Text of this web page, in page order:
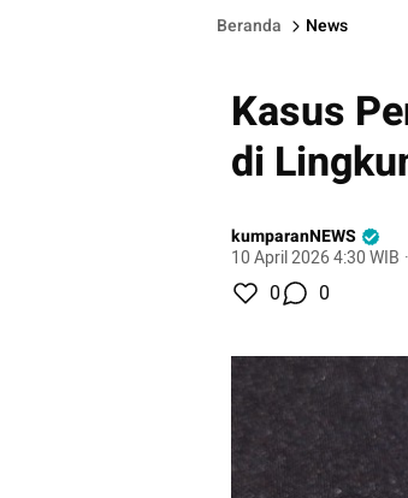
Beranda News
Kasus
di
kumparanNEWS
10 April 2026 4:30 WIB ·
0 0